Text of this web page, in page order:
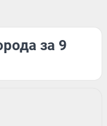
за 9